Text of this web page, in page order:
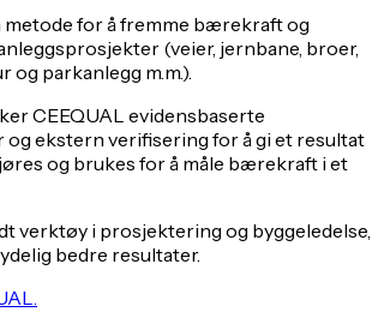
metode for å fremme bærekraft og
(veier, jernbane, broer,
parkanlegg m.m.).
CEEQUAL evidensbaserte
ekstern verifisering for å gi et resultat
og brukes for å måle bærekraft i et
verktøy i prosjektering og byggeledelse,
bedre resultater.